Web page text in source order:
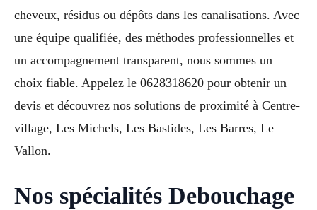
cheveux, résidus ou dépôts dans les canalisations. Avec
une équipe qualifiée, des méthodes professionnelles et
un accompagnement transparent, nous sommes un
choix fiable. Appelez le 0628318620 pour obtenir un
devis et découvrez nos solutions de proximité à Centre-
village, Les Michels, Les Bastides, Les Barres, Le
Vallon.
Nos spécialités Debouchage